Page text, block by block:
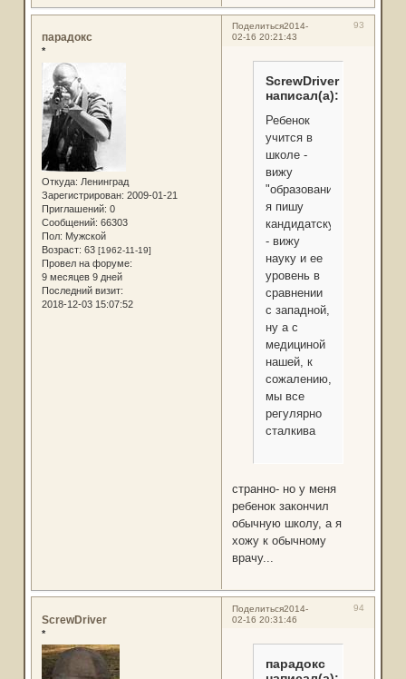
Поделиться 93
2014-
02-16 20:21:43
парадокс
*
Откуда: Ленинград
Зарегистрирован: 2009-01-21
Приглашений: 0
Сообщений: 66303
Пол: Мужской
Возраст: 63 [1962-11-19]
Провел на форуме:
9 месяцев 9 дней
Последний визит:
2018-12-03 15:07:52
ScrewDriver
написал(а):
Ребенок
учится в
школе -
вижу
"образование",
я пишу
кандидатскую
- вижу
науку и ее
уровень в
сравнении
с западной,
ну а с
медициной
нашей, к
сожалению,
мы все
регулярно
сталкива
странно- но у меня
ребенок закончил
обычную школу, а я
хожу к обычному
врачу...
Поделиться 94
2014-
02-16 20:31:46
ScrewDriver
*
парадокс